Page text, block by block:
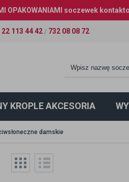
OPAKOWANIAMI soczewek
22 113 44 42 / 732 08 08 72
KROPLE AKCESORIA
damskie